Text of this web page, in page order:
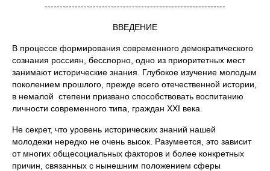
------------------------------------------------------------
ВВЕДЕНИЕ
В процессе формирования современного демократического
сознания россиян, бесспорно, одно из приоритетных мест
занимают исторические знания. Глубокое изучение молодым
поколением прошлого, прежде всего отечественной истории,
в немалой степени призвано способствовать воспитанию
личности современного типа, граждан XXI века.
Не секрет, что уровень исторических знаний нашей
молодежи нередко не очень высок. Разумеется, это зависит
от многих общесоциальных факторов и более конкретных
причин, связанных с нынешним положением сферы